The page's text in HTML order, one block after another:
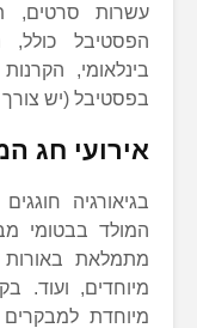
עשרות סרטים,
הפסטיבל
בינלאומי,
בפסטיבל (יש
אירועי חג
בגיאורגיה
המולד בבטומי
מתמלאת באורות
מיוחדים, ועוד.
מיוחדת